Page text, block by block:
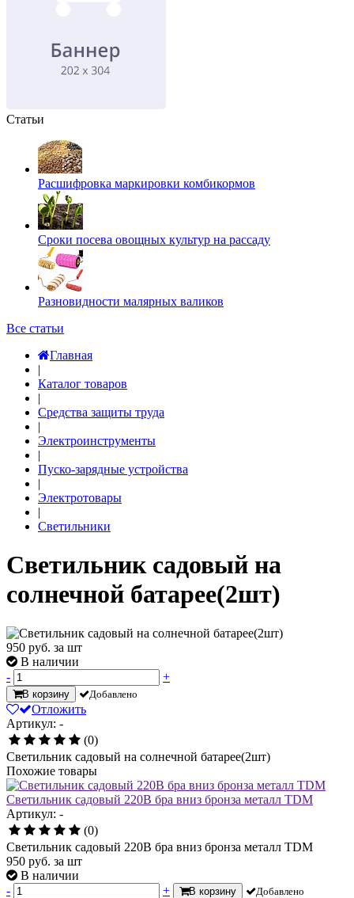
Статьи
Расшифровка маркировки комбикормов
Сроки посева овощных культур на рассаду
Разновидности малярных валиков
Все статьи
Главная
|
Каталог товаров
|
Средства защиты труда
|
Электроинструменты
|
Пуско-зарядные устройства
|
Электротовары
|
Светильники
Светильник садовый на
солнечной батарее(2шт)
950 руб. за шт
В наличии
-
+
В корзину Добавлено
Отложить
Артикул: -
(0)
Светильник садовый на солнечной батарее(2шт)
Похожие товары
Светильник садовый 220В бра вниз бронза металл TDM
Артикул: -
(0)
Светильник садовый 220В бра вниз бронза металл TDM
950 руб. за шт
В наличии
-
+ В корзину Добавлено